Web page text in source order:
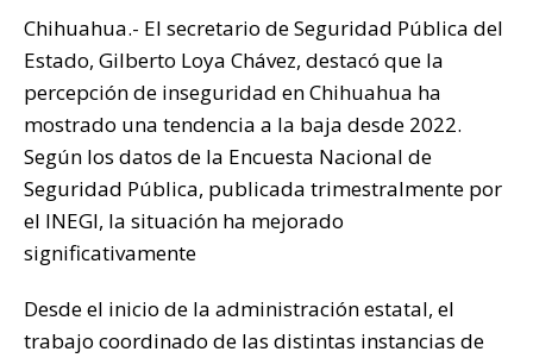
s
A
p
p
e
b
o
o
k
te
r
y
Li
n
k
p
ar
ti
r
Chihuahua.- El secretario de Seguridad Pública del
Estado, Gilberto Loya Chávez, destacó que la
percepción de inseguridad en Chihuahua ha
mostrado una tendencia a la baja desde 2022.
Según los datos de la Encuesta Nacional de
Seguridad Pública, publicada trimestralmente por
el INEGI, la situación ha mejorado
significativamente
Desde el inicio de la administración estatal, el
trabajo coordinado de las distintas instancias de